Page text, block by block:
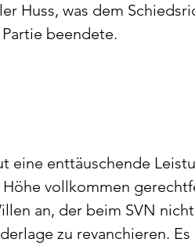
Huss, was dem
beendete.
eine enttäuschende
Höhe vollkommen
an, der beim SVN
zu revanchieren.